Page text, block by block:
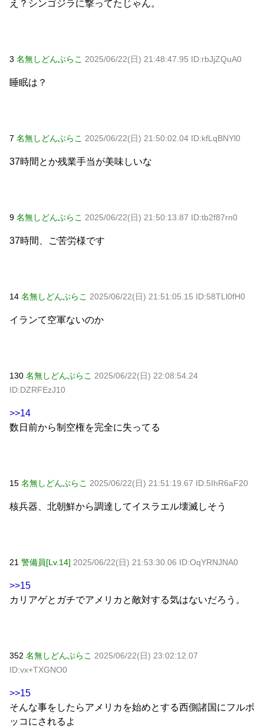
え？シンゴジラに撃ってたじゃん。
3 名無しどんぶらこ 2025/06/22(日) 21:48:47.95 ID:rbJjZQuA0
睡眠は？
7 名無しどんぶらこ 2025/06/22(日) 21:50:02.04 ID:kfLqBNYl0
37時間とか残業手当が美味しいな
9 名無しどんぶらこ 2025/06/22(日) 21:50:13.87 ID:tb2f87rn0
37時間、ご苦労様です
14 名無しどんぶらこ 2025/06/22(日) 21:51:05.15 ID:58TLl0fH0
イランて空軍ないのか
130 名無しどんぶらこ 2025/06/22(日) 22:08:54.24
ID:DZRFEzJ10
>>14
数日前から制空権を完全に失ってる
15 名無しどんぶらこ 2025/06/22(日) 21:51:19.67 ID:5IhR6aF20
核兵器、北朝鮮から調達してイスラエル壊滅しそう
21 警備員[Lv.14] 2025/06/22(日) 21:53:30.06 ID:OqYRNJNA0
>>15
カリアゲとガチでアメリカと敵対する気はないだろう。
352 名無しどんぶらこ 2025/06/22(日) 23:02:12.07
ID:vx+TXGNO0
>>15
そんな事をしたらアメリカを始めとする西側諸国にフルボ
ッコにされるよ